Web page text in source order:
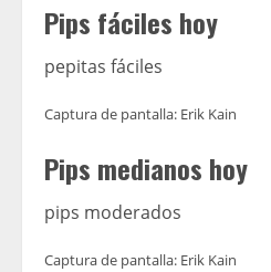
Pips fáciles hoy
pepitas fáciles
Captura de pantalla: Erik Kain
Pips medianos hoy
pips moderados
Captura de pantalla: Erik Kain